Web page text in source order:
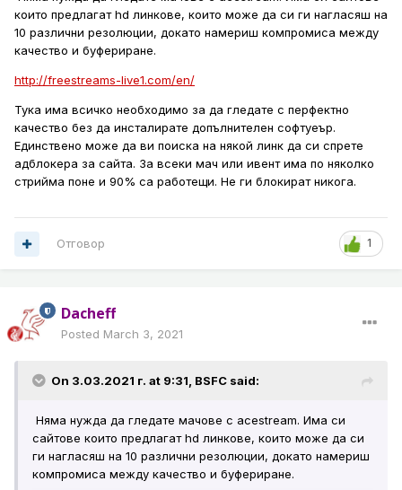
които предлагат hd линкове, които може да си ги нагласяш на
10 различни резолюции, докато намериш компромиса между
качество и буфериране.
http://freestreams-live1.com/en/
Тука има всичко необходимо за да гледате с перфектно
качество без да инсталирате допълнителен софтуеър.
Единствено може да ви поиска на някой линк да си спрете
адблокера за сайта. За всеки мач или ивент има по няколко
стрийма поне и 90% са работещи. Не ги блокират никога.
1
Отговор
Dacheff
Posted March 3, 2021
On 3.03.2021 г. at 9:31, BSFC said:
Няма нужда да гледате мачове с acestream. Има си
сайтове които предлагат hd линкове, които може да си
ги нагласяш на 10 различни резолюции, докато намериш
компромиса между качество и буфериране.